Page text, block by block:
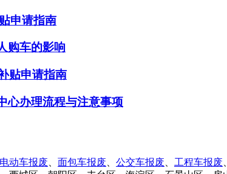
申请指南
购车的影响
贴申请指南
心办理流程与注意事项
动车报废、 面包车报废、 公交车报废、 工程车报废、